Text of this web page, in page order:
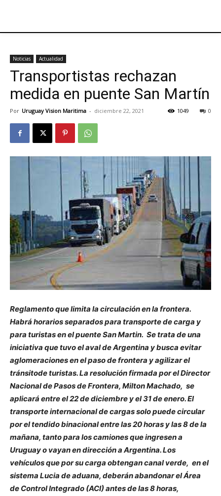
Noticias Actualidad
Transportistas rechazan
medida en puente San Martín
Por Uruguay Vision Maritima - diciembre 22, 2021 0
1049
Reglamento que limita la circulación en la frontera.
Habrá horarios separados para transporte de carga y
para turistas en el puente San Martin. Se trata de una
iniciativa que tuvo el aval de Argentina y busca evitar
aglomeraciones en el paso de frontera y agilizar el
tránsitode turistas. La resolución firmada por el Director
Nacional de Pasos de Frontera, Milton Machado, se
aplicará entre el 22 de diciembre y el 31 de enero. El
transporte internacional de cargas solo puede circular
por el tendido binacional entre las 20 horas y las 8 de la
mañana, tanto para los camiones que ingresen a
Uruguay o vayan en dirección a Argentina. Los
vehículos que por su carga obtengan canal verde, en el
sistema Lucia de aduana, deberán abandonar el Área
de Control Integrado (ACI) antes de las 8 horas,